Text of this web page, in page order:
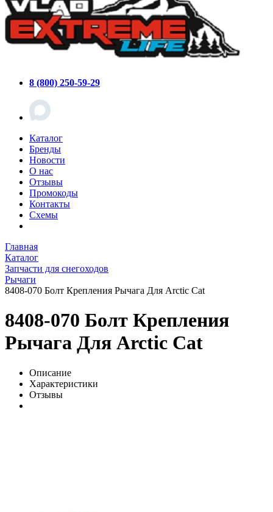
8 (800) 250-59-29
Каталог
Бренды
Новости
О нас
Отзывы
Промокоды
Контакты
Схемы
Главная
Каталог
Запчасти для снегоходов
Рычаги
8408-070 Болт Крепления Рычага Для Arctic Cat
8408-070 Болт Крепления
Рычага Для Arctic Cat
Описание
Характеристики
Отзывы